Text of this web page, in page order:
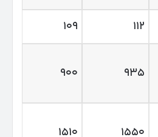
۱۱۲
۱۰۹
۹۳۵ ۹۰۰
۱۵۵۰ ۱۵۱۰